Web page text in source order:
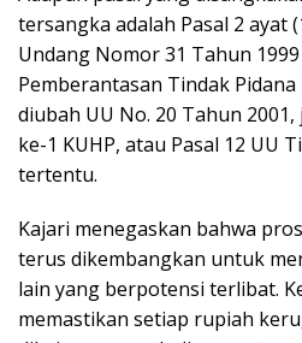
tersangka adalah Pasal 2 ayat
Undang Nomor 31 Tahun
Pemberantasan Tindak
diubah UU No. 20 Tahun 2001,
ke-1 KUHP, atau Pasal 12 UU
tertentu.
Kajari menegaskan bahwa
terus dikembangkan untuk
lain yang berpotensi terlibat.
memastikan setiap rupiah